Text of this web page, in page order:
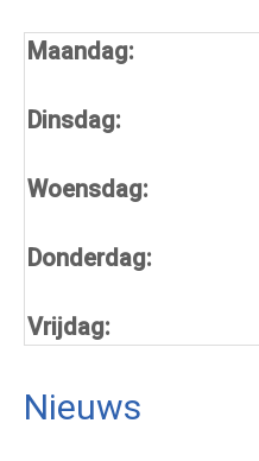
Maandag:
Dinsdag:
Woensdag:
Donderdag:
Vrijdag:
Nieuws